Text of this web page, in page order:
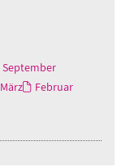
September
März
Februar